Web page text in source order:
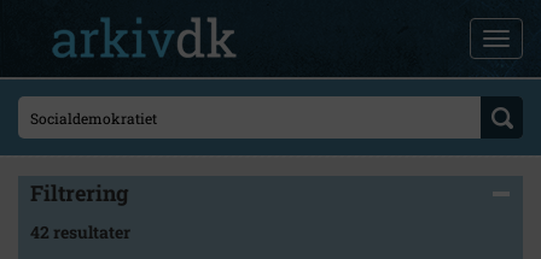
Filtrering
42 resultater